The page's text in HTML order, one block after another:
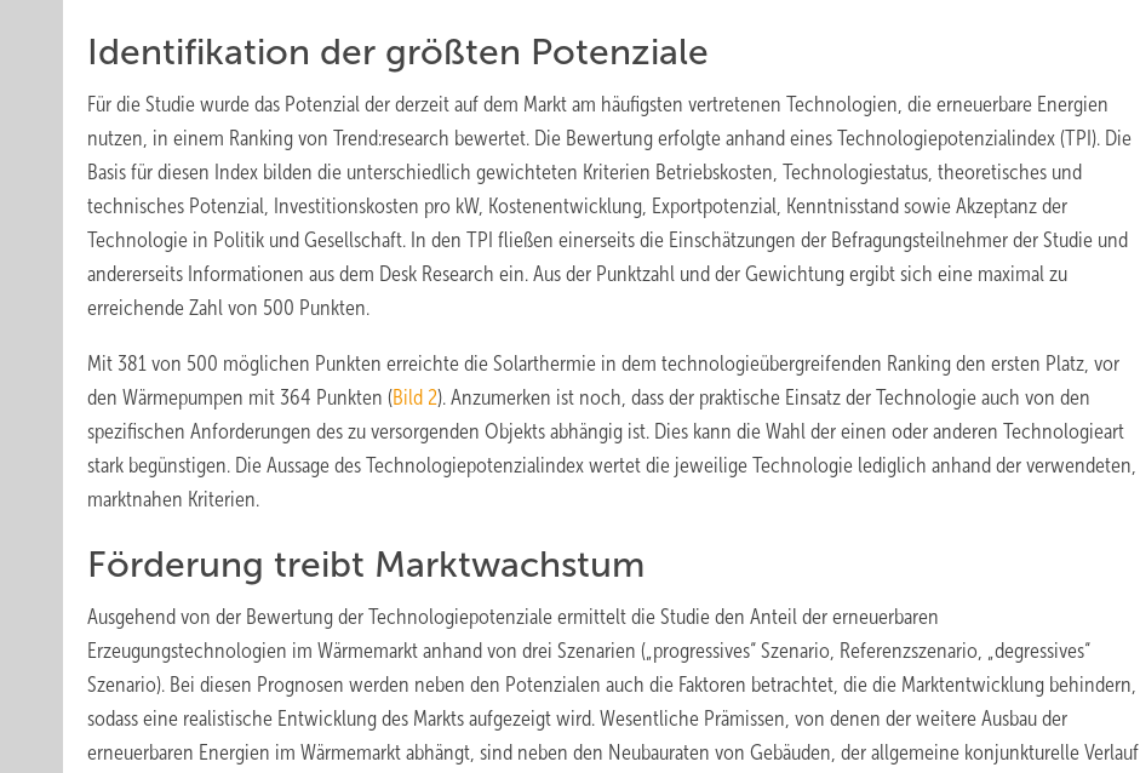
Identifikation der größten Potenziale
Für die Studie wurde das Potenzial der derzeit auf dem Markt am häufigsten vertretenen Technologien, die erneuerbare Energien
nutzen, in einem Ranking von Trend:research bewertet. Die Bewertung erfolgte anhand eines Technologiepotenzialindex (TPI). Die
Basis für diesen Index bilden die unterschiedlich gewichteten Kriterien Betriebskosten, Technologiestatus, theoretisches und
technisches Potenzial, Investitionskosten pro kW, Kostenentwicklung, Exportpotenzial, Kenntnisstand sowie Akzeptanz der
Technologie in Politik und Gesellschaft. In den TPI fließen einerseits die Einschätzungen der Befragungsteilnehmer der Studie und
andererseits Informationen aus dem Desk Research ein. Aus der Punktzahl und der Gewichtung ergibt sich eine maximal zu
erreichende Zahl von 500 Punkten.
Mit 381 von 500 möglichen Punkten erreichte die Solarthermie in dem technologieübergreifenden Ranking den ersten Platz, vor
den Wärmepumpen mit 364 Punkten (Bild 2). Anzumerken ist noch, dass der praktische Einsatz der Technologie auch von den
spezifischen Anforderungen des zu versorgenden Objekts abhängig ist. Dies kann die Wahl der einen oder anderen Technologieart
stark begünstigen. Die Aussage des Technologiepoten­zialindex wertet die jeweilige Technologie lediglich anhand der verwendeten,
marktnahen Kriterien.
Förderung treibt Marktwachstum
Ausgehend von der Bewertung der Technologiepotenziale ermittelt die Studie den Anteil der erneuerbaren
Erzeugungstechnologien im Wärmemarkt anhand von drei Szenarien („progressives“ Szenario, Referenzszenario, „degressives“
Szenario). Bei diesen Prognosen werden neben den ­Potenzialen auch die Faktoren betrachtet, die die Marktentwicklung behindern,
sodass eine ­realistische Entwicklung des Markts aufgezeigt wird. Wesentliche Prämissen, von denen der ­weitere Ausbau der
erneuerbaren Energien im Wärmemarkt abhängt, sind neben den Neubau­raten von Gebäuden, der allgemeine konjunkturelle Verlauf